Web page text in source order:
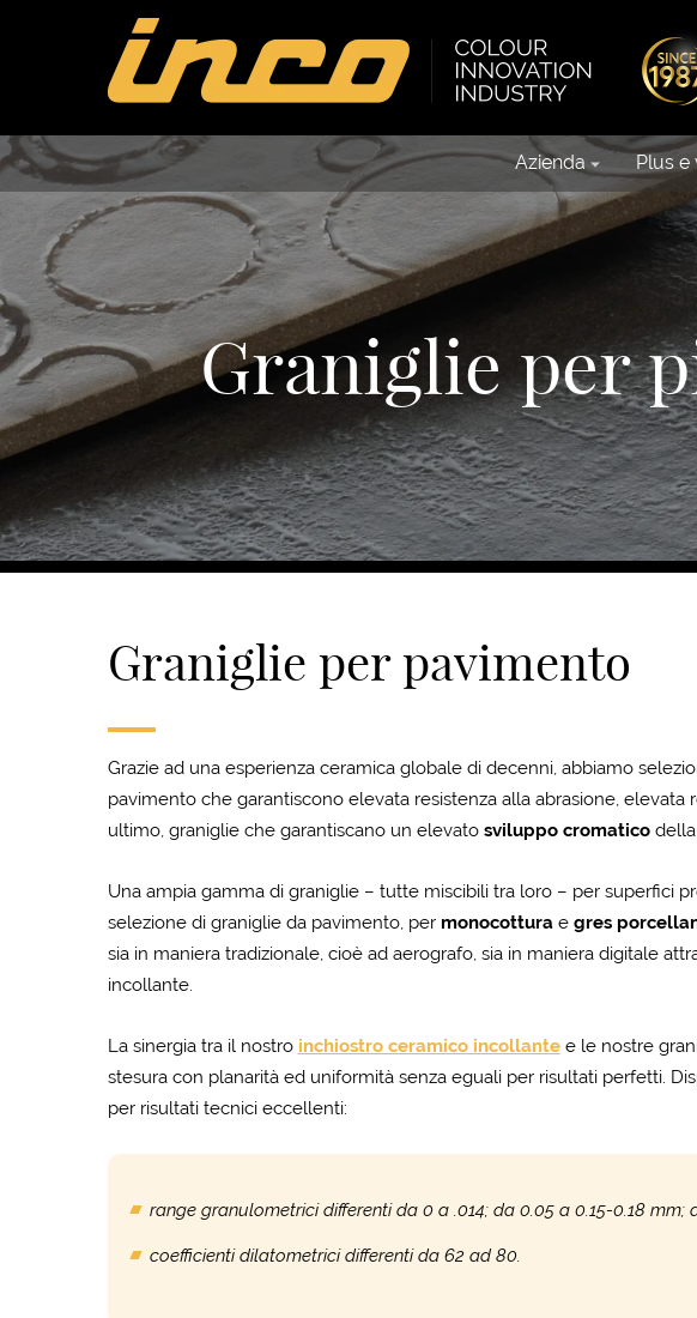
Azienda Plus e
Graniglie per
Graniglie per pavimento
Grazie ad una esperienza ceramica globale di decenni, abbiamo
pavimento che garantiscono elevata resistenza alla abrasione, elevata
ultimo, graniglie che garantiscano un elevato sviluppo cromaticodella
Una ampia gamma di graniglie – tutte miscibili tra loro – per superfici
selezione di graniglie da pavimento, per monocotturaegres
sia in maniera tradizionale, cioè ad aerografo, sia in maniera digitale
incollante.
La sinergia tra il nostro inchiostro ceramico incollantee le nostre
stesura con planarità ed uniformità senza eguali per risultati perfetti.
per risultati tecnici eccellenti:
range granulometrici differenti da 0 a .014; da 0.05 a 0.15-0.18 mm;
coefficienti dilatometrici differenti da 62 ad 80.